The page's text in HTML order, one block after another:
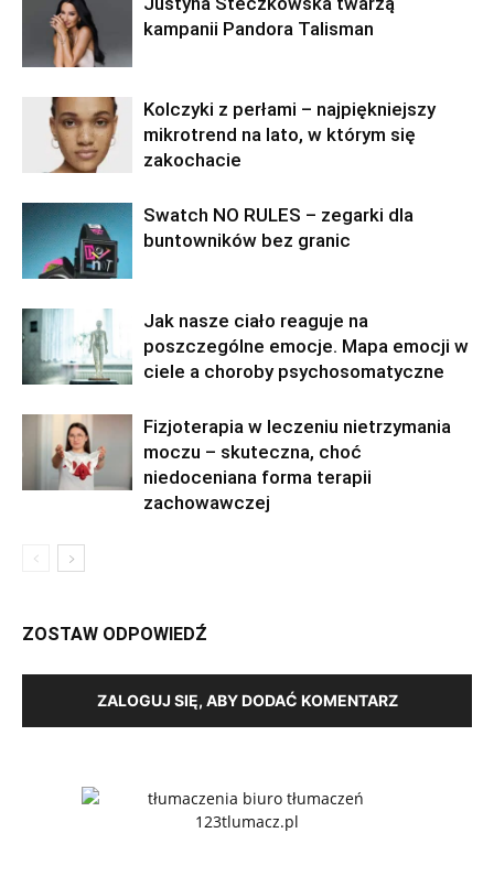
kampanii Pandora Talisman
Kolczyki z perłami – najpiękniejszy
mikrotrend na lato, w którym się
zakochacie
Swatch NO RULES – zegarki dla
buntowników bez granic
Jak nasze ciało reaguje na
poszczególne emocje. Mapa emocji w
ciele a choroby psychosomatyczne
Fizjoterapia w leczeniu nietrzymania
moczu – skuteczna, choć
niedoceniana forma terapii
zachowawczej
ZOSTAW ODPOWIEDŹ
ZALOGUJ SIĘ, ABY DODAĆ KOMENTARZ